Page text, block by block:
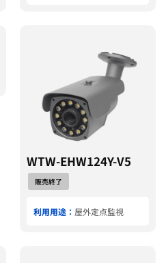
WTW-EHW124Y-V5
販売終了
利用用途： 屋外定点監視